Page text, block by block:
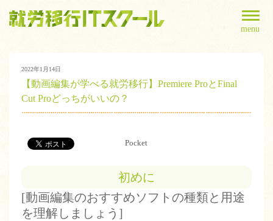
menu
2022年1月14日
【動画編集が学べる就労移行】Premiere ProとFinal
Cut Proどっちがいいの？
Pocket
初めに
[動画編集のおすすめソフトの種類と用途
を理解しましょう]